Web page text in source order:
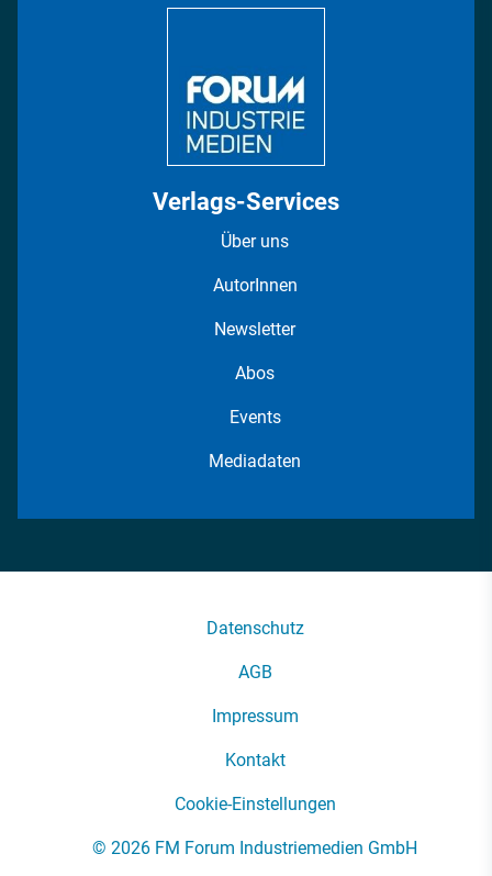
Verlags-Services
Über uns
AutorInnen
Newsletter
Abos
Events
Mediadaten
Datenschutz
AGB
Impressum
Kontakt
Cookie-Einstellungen
© 2026 FM Forum Industriemedien GmbH